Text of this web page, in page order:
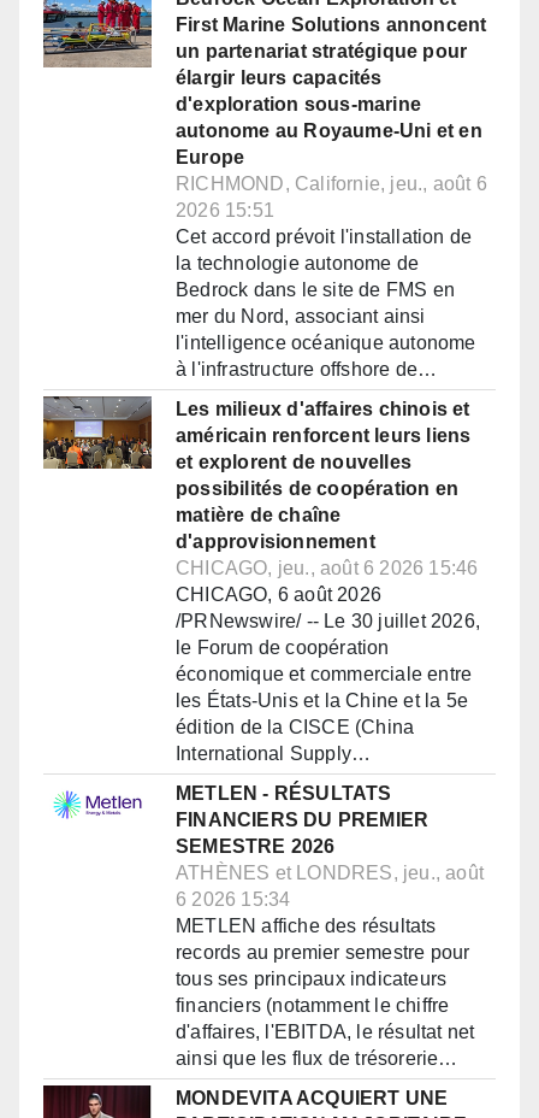
First Marine Solutions annoncent
un partenariat stratégique pour
élargir leurs capacités
d'exploration sous-marine
autonome au Royaume-Uni et en
Europe
RICHMOND, Californie, jeu., août 6
2026 15:51
Cet accord prévoit l'installation de
la technologie autonome de
Bedrock dans le site de FMS en
mer du Nord, associant ainsi
l'intelligence océanique autonome
à l'infrastructure offshore de…
Les milieux d'affaires chinois et
américain renforcent leurs liens
et explorent de nouvelles
possibilités de coopération en
matière de chaîne
d'approvisionnement
CHICAGO, jeu., août 6 2026 15:46
CHICAGO, 6 août 2026
/PRNewswire/ -- Le 30 juillet 2026,
le Forum de coopération
économique et commerciale entre
les États-Unis et la Chine et la 5e
édition de la CISCE (China
International Supply…
METLEN - RÉSULTATS
FINANCIERS DU PREMIER
SEMESTRE 2026
ATHÈNES et LONDRES, jeu., août
6 2026 15:34
METLEN affiche des résultats
records au premier semestre pour
tous ses principaux indicateurs
financiers (notamment le chiffre
d'affaires, l'EBITDA, le résultat net
ainsi que les flux de trésorerie…
MONDEVITA ACQUIERT UNE